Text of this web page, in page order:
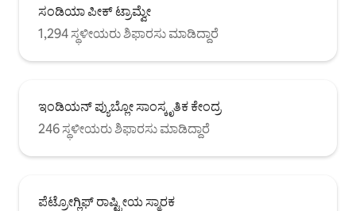
ಸಂಡಿಯಾ ಪೀಕ್ ಟ್ರಾಮ್ವೇ
1,294 ಸ್ಥಳೀಯರು ಶಿಫಾರಸು ಮಾಡಿದ್ದಾರೆ
ಇಂಡಿಯನ್ ಪ್ಯುಬ್ಲೋ ಸಾಂಸ್ಕೃತಿಕ ಕೇಂದ್ರ
246 ಸ್ಥಳೀಯರು ಶಿಫಾರಸು ಮಾಡಿದ್ದಾರೆ
ಪೆಟ್ರೋಗ್ಲಿಫ್ ರಾಷ್ಟ್ರೀಯ ಸ್ಮಾರಕ